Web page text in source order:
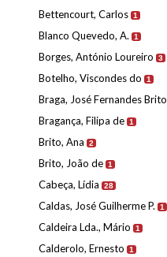
Bettencourt, Carlos 1
Blanco Quevedo, A. 1
Borges, António Loureiro 3
Botelho, Viscondes do 1
Braga, José Fernandes Brito
Bragança, Filipa de 1
Brito, Ana 2
Brito, João de 1
Cabeça, Lídia 28
Caldas, José Guilherme P. 1
Caldeira Lda., Mário 1
Calderolo, Ernesto 1